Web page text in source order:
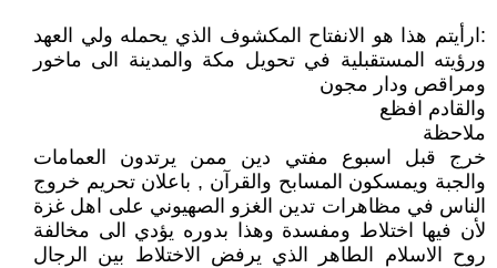
:ارأيتم هذا هو الانفتاح المكشوف الذي يحمله ولي العهد
ورؤيته المستقبلية في تحويل مكة والمدينة الى ماخور
ومراقص ودار مجون
والقادم افظع
ملاحظة
خرج قبل اسبوع مفتي دين ممن يرتدون العمامات
والجبة ويمسكون المسابح والقرآن , باعلان تحريم خروج
الناس في مظاهرات تدين الغزو الصهيوني على اهل غزة
لأن فيها اختلاط ومفسدة وهذا بدوره يؤدي الى مخالفة
روح الاسلام الطاهر الذي يرفض الاختلاط بين الرجال